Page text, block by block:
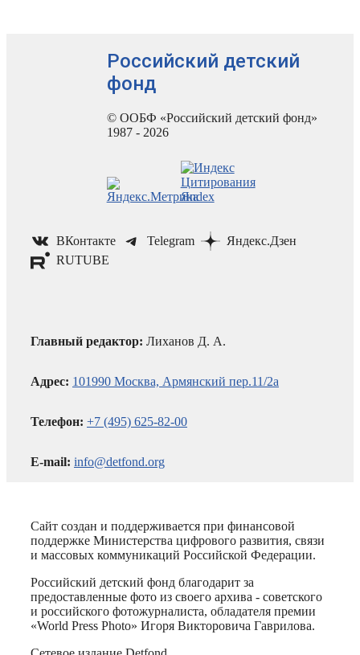
Российский детский
фонд
© ООБФ «Российский детский фонд»
1987 - 2026
ВКонтакте Telegram
Яндекс.Дзен
RUTUBE
Главный редактор: Лиханов Д. А.
Адрес: 101990 Москва, Армянский пер.11/2а
Телефон: +7 (495) 625-82-00
E-mail: info@detfond.org
Сайт создан и поддерживается при финансовой
поддержке Министерства цифрового развития, связи
и массовых коммуникаций Российской Федерации.
Российский детский фонд благодарит за
предоставленные фото из своего архива - советского
и российского фотожурналиста, обладателя премии
«World Press Photo» Игоря Викторовича Гаврилова.